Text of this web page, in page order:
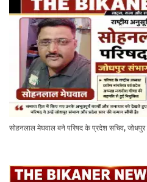
सोहनलाल मेघवाल बने परिषद के प्रदेश सचिव, जोधपुर